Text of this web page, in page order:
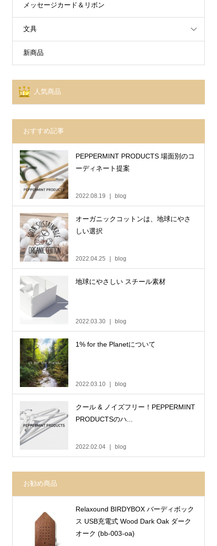
メッセージカード＆リボン
文具
新商品
人気商品
おすすめ記事
PEPPERMINT PRODUCTS 場面別のコ
ーディネート提案
2022.08.19 blog
オーガニックコットンは、地球にやさ
しい選択
2022.04.25 blog
地球にやさしい スチール素材
2022.03.30 blog
1% for the Planetについて
2022.03.10 blog
クール & ノイズフリー！PEPPERMINT
PRODUCTSのハ...
2022.02.04 blog
お勧め商品
Relaxound BIRDYBOX バーディボック
ス USB充電式 Wood Dark Oak ダーク
オーク (bb-003-oa)